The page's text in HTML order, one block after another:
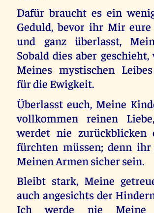
Dafür braucht es ein
Geduld, bevor ihr Mir
und ganz überlasst,
Sobald dies aber
Meines mystischen
für die Ewigkeit.
Überlasst euch, Meine
vollkommen reinen
werdet nie zurückblicken
fürchten müssen; denn
Meinen Armen sicher sein.
Bleibt stark, Meine
auch angesichts der
Ich werde nie Meine